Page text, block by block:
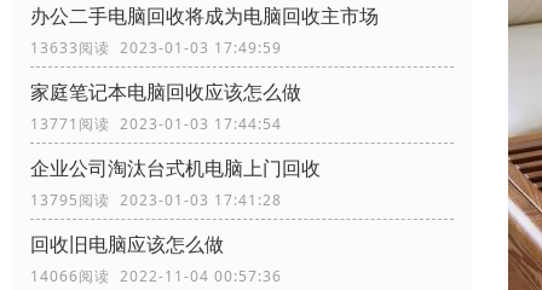
办公二手电脑回收将成为电脑回收主市场
13633阅读 2023-01-03 17:49:59
家庭笔记本电脑回收应该怎么做
13771阅读 2023-01-03 17:44:54
企业公司淘汰台式机电脑上门回收
13795阅读 2023-01-03 17:41:28
回收旧电脑应该怎么做
14066阅读 2022-11-04 00:57:36